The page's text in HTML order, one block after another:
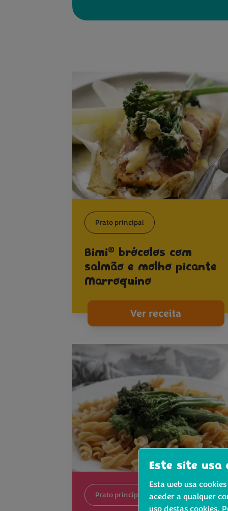
Prato principal
Bimi® brócolos com
salmão e molho picante
Marroquino
Ver receita
Prato principal
Este site usa
Esta web usa
aceder a qualquer
uso destas cookies.